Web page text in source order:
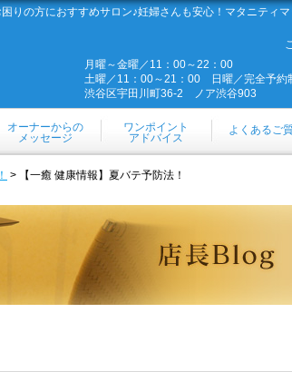
りの方におすすめサロン♪妊婦さんも安心！マタニティマ
月曜～金曜／11：00～22：00
土曜／11：00～21：00 日曜／完全予約
渋谷区宇田川町36-2 ノア渋谷903
オーナーからの
メッセージ
ワンポイント
アドバイス
よくあるご
> 【一癒 健康情報】夏バテ予防法！